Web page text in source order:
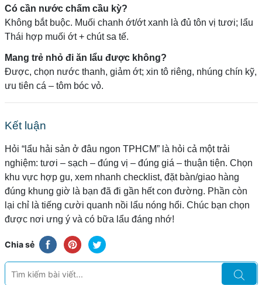
Có cần nước chấm cầu kỳ?
Không bắt buộc. Muối chanh ớt/ớt xanh là đủ tôn vị tươi; lẩu
Thái hợp muối ớt + chút sa tế.
Mang trẻ nhỏ đi ăn lẩu được không?
Được, chọn nước thanh, giảm ớt; xin tô riêng, nhúng chín kỹ,
ưu tiên cá – tôm bóc vỏ.
Kết luận
Hỏi “lẩu hải sản ở đâu ngon TPHCM” là hỏi cả một trải
nghiệm: tươi – sạch – đúng vị – đúng giá – thuận tiện. Chọn
khu vực hợp gu, xem nhanh checklist, đặt bàn/giao hàng
đúng khung giờ là bạn đã đi gần hết con đường. Phần còn
lại chỉ là tiếng cười quanh nồi lẩu nóng hổi. Chúc bạn chọn
được nơi ưng ý và có bữa lẩu đáng nhớ!
Chia sẻ